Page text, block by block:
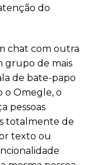
do
chat com outra
grupo de mais
de bate-papo
o Omegle, o
pessoas
totalmente de
texto ou